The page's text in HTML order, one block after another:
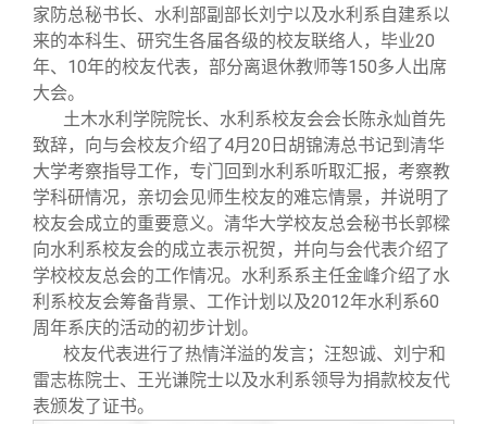
西南联大校友会
义工计划
新媒体平台
青春风采
校友文苑
校友讲坛
校友视界
信息化服务
三创大赛
实用信息
总会简介
会长致辞
总会章程
理事会名单
制度法规
联系我们
关闭
家防总秘书长、水利部副部长刘宁以及水利系自建系以
来的本科生、研究生各届各级的校友联络人，毕业20
年、10年的校友代表，部分离退休教师等150多人出席
大会。
土木水利学院院长、水利系校友会会长陈永灿首先
致辞，向与会校友介绍了4月20日胡锦涛总书记到清华
大学考察指导工作，专门回到水利系听取汇报，考察教
学科研情况，亲切会见师生校友的难忘情景，并说明了
校友会成立的重要意义。清华大学校友总会秘书长郭樑
向水利系校友会的成立表示祝贺，并向与会代表介绍了
学校校友总会的工作情况。水利系系主任金峰介绍了水
利系校友会筹备背景、工作计划以及2012年水利系60
周年系庆的活动的初步计划。
校友代表进行了热情洋溢的发言；汪恕诚、刘宁和
雷志栋院士、王光谦院士以及水利系领导为捐款校友代
表颁发了证书。